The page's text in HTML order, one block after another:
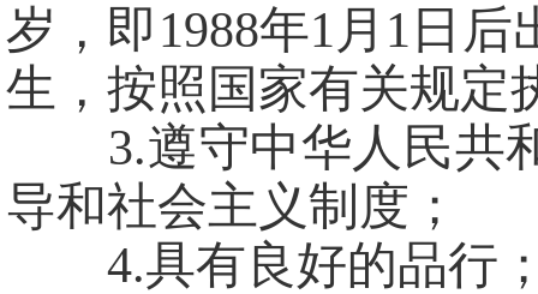
岁，即1988年1月1日
生，按照国家有关规定
3.遵守中华人民共和
导和社会主义制度；
4.具有良好的品行